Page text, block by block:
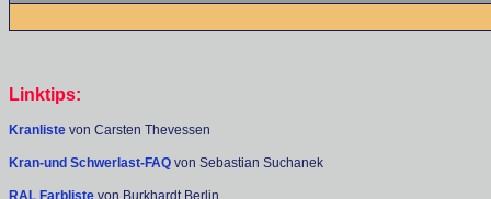
Linktips:
Kranliste von Carsten Thevessen
Kran-und Schwerlast-FAQ von Sebastian Suchanek
RAL Farbliste von Burkhardt Berlin